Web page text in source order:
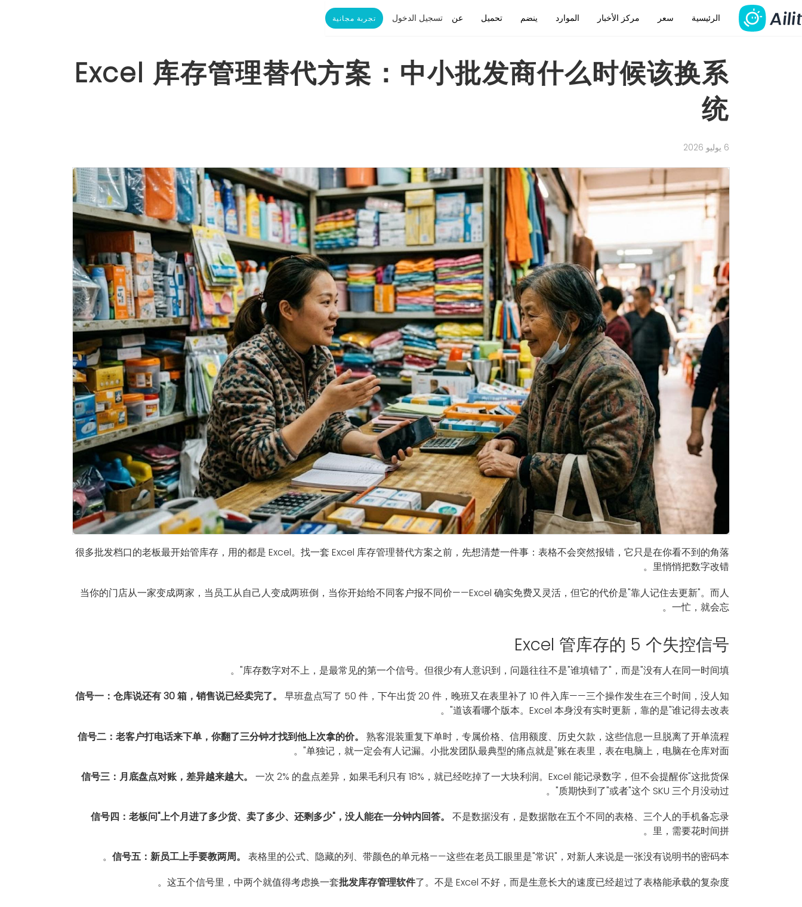
الرئيسية سعر مركز الأخبار الموارد ينضم تحميل عن تسجيل الدخول تجربة مجانية
Excel 库存管理替代方案：中小批发商什么时候该换系
统
6 يوليو 2026
很多批发档口的老板最开始管库存，用的都是 Excel。找一套 Excel 库存管理替代方案之前，先想清楚一件事：表格不会突然报错，它只是在你看不到的角落
里悄悄把数字改错。
当你的门店从一家变成两家，当员工从自己人变成两班倒，当你开始给不同客户报不同价——Excel 确实免费又灵活，但它的代价是"靠人记住去更新"。而人
一忙，就会忘。
Excel 管库存的 5 个失控信号
库存数字对不上，是最常见的第一个信号。但很少有人意识到，问题往往不是"谁填错了"，而是"没有人在同一时间填"。
信号一：仓库说还有 30 箱，销售说已经卖完了。
早班盘点写了 50 件，下午出货 20 件，晚班又在表里补了 10 件入库——三个操作发生在三个时间，没人知
道该看哪个版本。Excel 本身没有实时更新，靠的是"谁记得去改表"。
信号二：老客户打电话来下单，你翻了三分钟才找到他上次拿的价。
熟客混装重复下单时，专属价格、信用额度、历史欠款，这些信息一旦脱离了开单流程
单独记，就一定会有人记漏。小批发团队最典型的痛点就是"账在表里，表在电脑上，电脑在仓库对面"。
信号三：月底盘点对账，差异越来越大。
一次 2% 的盘点差异，如果毛利只有 18%，就已经吃掉了一大块利润。Excel 能记录数字，但不会提醒你"这批货保
质期快到了"或者"这个 SKU 三个月没动过"。
信号四：老板问"上个月进了多少货、卖了多少、还剩多少"，没人能在一分钟内回答。
不是数据没有，是数据散在五个不同的表格、三个人的手机备忘录
里，需要花时间拼。
信号五：新员工上手要教两周。
表格里的公式、隐藏的列、带颜色的单元格——这些在老员工眼里是"常识"，对新人来说是一张没有说明书的密码本。
这五个信号里，中两个就值得考虑换一套批发库存管理软件了。不是 Excel 不好，而是生意长大的速度已经超过了表格能承载的复杂度。